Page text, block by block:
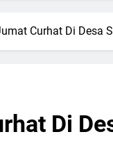
Curhat Di Desa
Di